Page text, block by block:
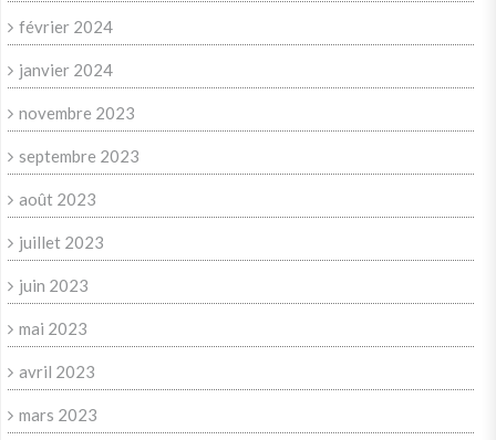
février 2024
janvier 2024
novembre 2023
septembre 2023
août 2023
juillet 2023
juin 2023
mai 2023
avril 2023
mars 2023